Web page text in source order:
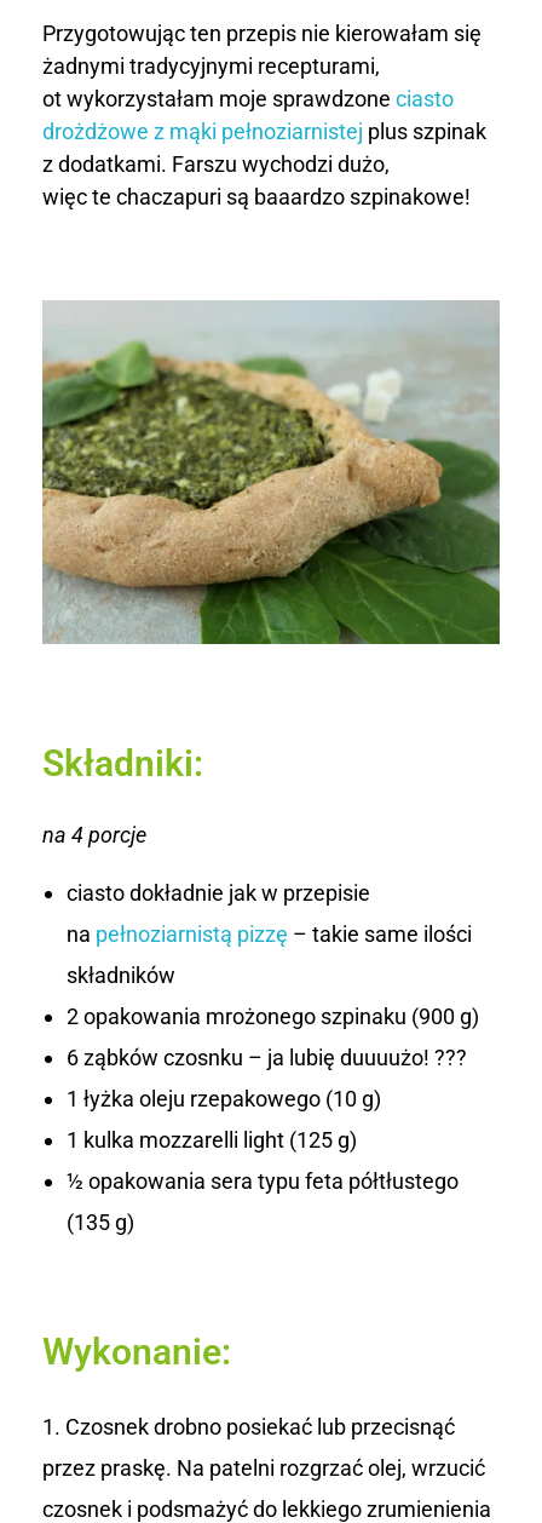
z
a
p
u
e
s
z
p
i
n
i
e
m
Przygotowując ten przepis nie kierowałam się
żadnymi tradycyjnymi recepturami,
ot wykorzystałam moje sprawdzone ciasto
drożdżowe z mąki pełnoziarnistej plus szpinak
z dodatkami. Farszu wychodzi dużo,
więc te chaczapuri są baaardzo szpinakowe!
Składniki:
na 4 porcje
ciasto dokładnie jak w przepisie
na pełnoziarnistą pizzę – takie same ilości
składników
2 opakowania mrożonego szpinaku (900 g)
6 ząbków czosnku – ja lubię duuuużo! ???
1 łyżka oleju rzepakowego (10 g)
1 kulka mozzarelli light (125 g)
½ opakowania sera typu feta półtłustego
(135 g)
Wykonanie:
Czosnek drobno posiekać lub przecisnąć
przez praskę. Na patelni rozgrzać olej, wrzucić
czosnek i podsmażyć do lekkiego zrumienienia